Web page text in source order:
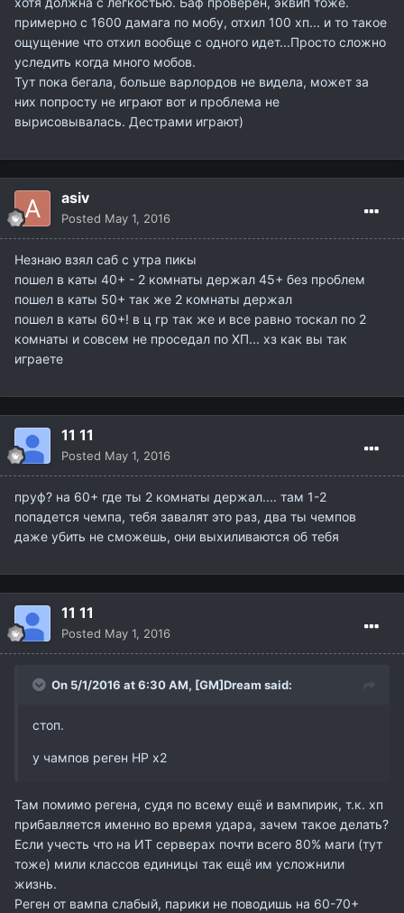
примерно с 1600 дамага по мобу, отхил 100 хп... и то такое
ощущение что отхил вообще с одного идет...Просто сложно
уследить когда много мобов.
Тут пока бегала, больше варлордов не видела, может за
них попросту не играют вот и проблема не
вырисовывалась. Дестрами играют)
asiv
Posted May 1, 2016
Незнаю взял саб с утра пикы
пошел в каты 40+ - 2 комнаты держал 45+ без проблем
пошел в каты 50+ так же 2 комнаты держал
пошел в каты 60+! в ц гр так же и все равно тоскал по 2
комнаты и совсем не проседал по ХП... хз как вы так
играете
11 11
Posted May 1, 2016
пруф? на 60+ где ты 2 комнаты держал.... там 1-2
попадется чемпа, тебя завалят это раз, два ты чемпов
даже убить не сможешь, они выхиливаются об тебя
11 11
Posted May 1, 2016
On 5/1/2016 at 6:30 AM, [GM]Dream said:
стоп.
у чампов реген НР х2
Там помимо регена, судя по всему ещё и вампирик, т.к. хп
прибавляется именно во время удара, зачем такое делать?
Если учесть что на ИТ серверах почти всего 80% маги (тут
тоже) мили классов единицы так ещё им усложнили
жизнь.
Реген от вампа слабый, парики не поводишь на 60-70+